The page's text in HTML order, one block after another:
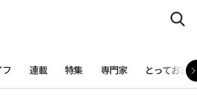
連載 特集 専門家 とっておき